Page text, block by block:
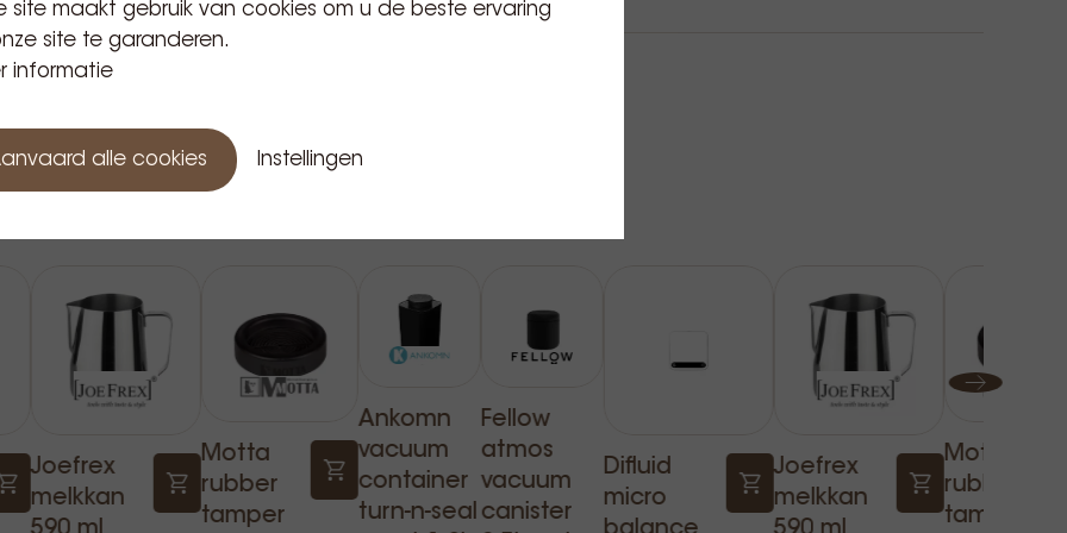
Gerelateerde producten
Joefrex
melkkan
Motta
rubber
tamper
Ankomn
vacuum
container
turn-n-seal
Fellow
atmos
vacuum
canister
Difluid
micro
Joefrex
melkkan
Motta
rubber
tamper
site maakt gebruik van cookies om u de beste ervaring
site te garanderen.
informatie
alle cookies Instellingen